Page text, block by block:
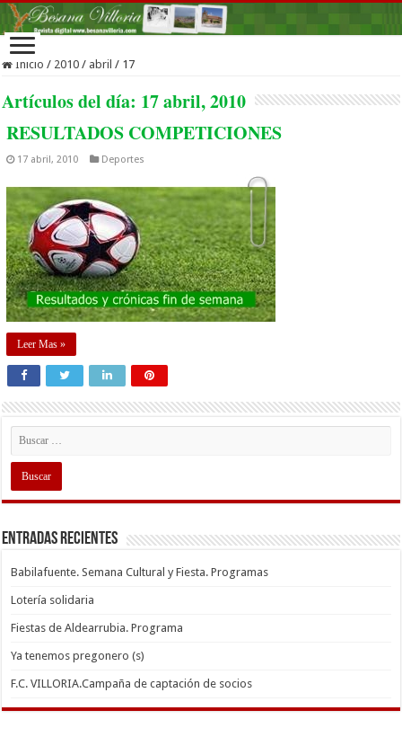
Inicio / 2010 / abril / 17
Artículos del día: 17 abril, 2010
RESULTADOS COMPETICIONES
17 abril, 2010 Deportes
Leer Mas »
Entradas recientes
Babilafuente. Semana Cultural y Fiesta. Programas
Lotería solidaria
Fiestas de Aldearrubia. Programa
Ya tenemos pregonero (s)
F.C. VILLORIA.Campaña de captación de socios